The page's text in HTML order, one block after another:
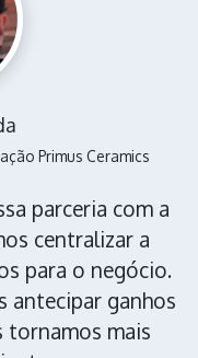
Primus Ceramics
parceria com a
centralizar a
para o negócio.
antecipar ganhos
tornamos mais